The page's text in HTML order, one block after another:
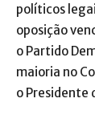
políticos
oposição
o Partido
maioria no
o Presidente